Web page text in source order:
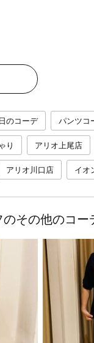
のコーデ パンツコ
り アリオ上尾店
アリオ川口店 イオ
その他のコー